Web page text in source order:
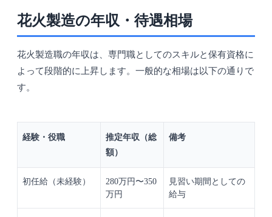
花火製造の年収・待遇相場
花火製造職の年収は、専門職としてのスキルと保有資格に
よって段階的に上昇します。一般的な相場は以下の通りで
す。
経験・役職
推定年収（総
額）
備考
初任給（未経験）
280万円〜350
万円
見習い期間としての
給与